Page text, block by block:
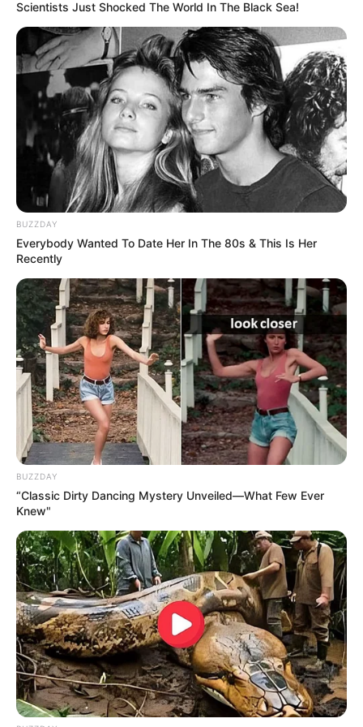
momento, algunas barras del verde paisa se
enfrentaron entre sí y causaron desmanes y problemas
de orden público.
"Se enfrentaron entre ellos mismos.Cuando salen de El
Campín, ese día me lesionaron tres policías,
vandalizaron una ambulancia y también un vehículo de
la policía.Desde ese momento he venido pidiendo la
sanción con esa barra. No es posible, yo con las
hinchadas de Millonarios y Santa Fe no he tenido un
problema", dijo Cristancho.
El comandante también fue enfático al afirmar quesi se
hubiese tratado de otro rival que fuera a enfrentar el
Inter, sí se hubiera habilitado el ingreso de la barra,pero
al tratarse de Nacional, se buscó sancionar por los
antecedentes.
"Espero la sanción de la comisión para esa barra.
pueden venir a golpear policías, a generar desorden y
que no pase nada, tiene que haber una sanción.
hubiera sido con otros equipos, pues los otros han tenido
un comportamiento ejemplar. Hay que premiar al que se
porta bien, y al que se porta mal, debe tener una sanción",
dijo el general Cristancho.
¿Dónde se jugará el partido del Inter
de Bogotá y Nacional?
El partido entre el Internacional de Bogotá y Atlético
Nacionalse jugará finalmente en el Estadio
Scientists Just Shocked The World In The Black Sea!
BUZZDAY
Everybody Wanted To Date Her In The 80s & This Is Her
Recently
BUZZDAY
“Classic Dirty Dancing Mystery Unveiled—What Few Ever
Knew"